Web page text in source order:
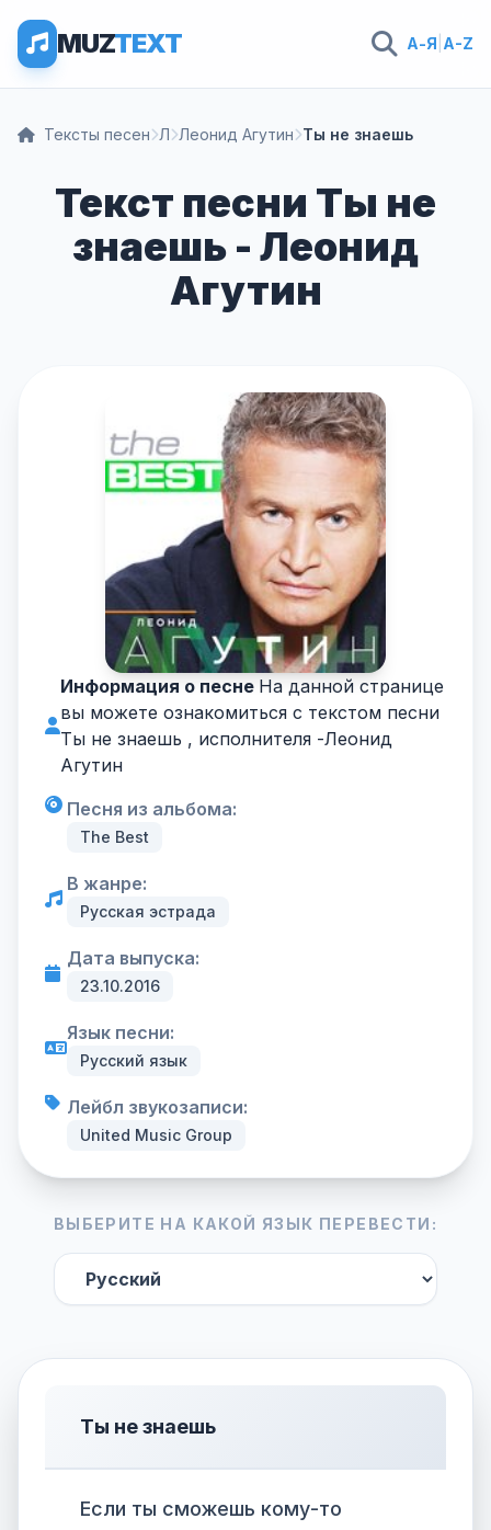
MUZTEXT А-Я A-Z
Тексты песен Л Леонид Агутин Ты не знаешь
Текст песни Ты не
знаешь - Леонид
Агутин
Информация о песне На данной странице
вы можете ознакомиться с текстом песни
Ты не знаешь , исполнителя -Леонид
Агутин
Песня из альбома:
The Best
В жанре:
Русская эстрада
Дата выпуска:
23.10.2016
Язык песни:
Русский язык
Лейбл звукозаписи:
United Music Group
ВЫБЕРИТЕ НА КАКОЙ ЯЗЫК ПЕРЕВЕСТИ:
Ты не знаешь
Если ты сможешь кому-то